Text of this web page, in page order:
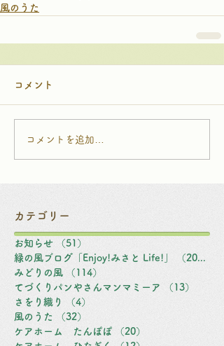
風のうた
コメント
コメントを追加…
カテゴリー
お知らせ （51）
緑の風ブログ「Enjoy!みさと Life!」
（203）
みどりの風
（114）
てづくりパンやさんマンマミーア
（13）
さをり織り
（4）
風のうた
（32）
ケアホーム たんぽぽ
（20）